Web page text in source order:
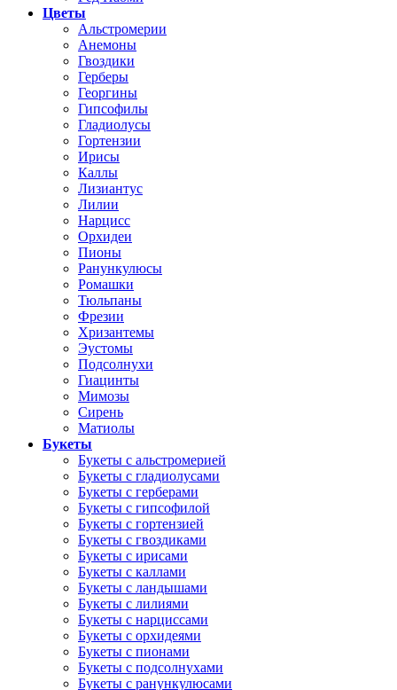
Цветы
Альстромерии
Анемоны
Гвоздики
Герберы
Георгины
Гипсофилы
Гладиолусы
Гортензии
Ирисы
Каллы
Лизиантус
Лилии
Нарцисс
Орхидеи
Пионы
Ранункулюсы
Ромашки
Тюльпаны
Фрезии
Хризантемы
Эустомы
Подсолнухи
Гиацинты
Мимозы
Сирень
Матиолы
Букеты
Букеты с альстромерией
Букеты с гладиолусами
Букеты с герберами
Букеты с гипсофилой
Букеты с гортензией
Букеты с гвоздиками
Букеты с ирисами
Букеты с каллами
Букеты с ландышами
Букеты с лилиями
Букеты с нарциссами
Букеты с орхидеями
Букеты с пионами
Букеты с подсолнухами
Букеты с ранункулюсами